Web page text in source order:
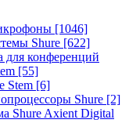
[1046]
Shure [622]
для конференций
[55]
Stem [6]
Shure [2]
Shure Axient Digital